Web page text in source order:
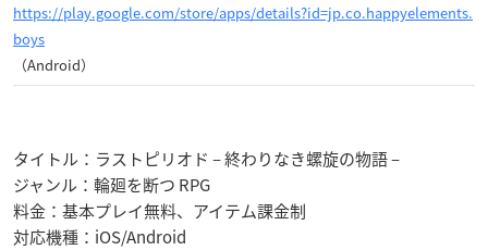
https://play.google.com/store/apps/details?id=jp.co.happyelements.
boys
（Android）
タイトル：ラストピリオド – 終わりなき螺旋の物語 –
ジャンル：輪廻を断つ RPG
料金：基本プレイ無料、アイテム課金制
対応機種：iOS/Android